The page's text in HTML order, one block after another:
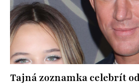
Tajná zoznamka celebrít